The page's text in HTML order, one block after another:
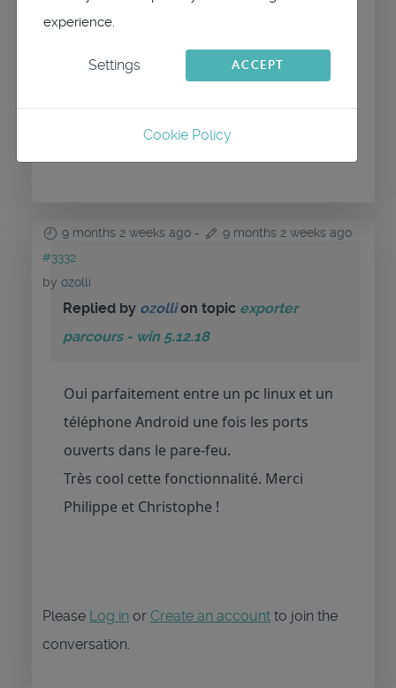
fonctionne ?
orCreate an account
9 months 2 weeks ago -
9 months 2 weeks ago
#3332
by ozolli
Replied by ozollion topic exporter
parcours - win 5.12.18
Oui parfaitement entre un pc linux et un
téléphone Android une fois les ports
ouverts dans le pare-feu.
Très cool cette fonctionnalité. Merci
Philippe et Christophe !
Please Log in or Create an account to join the
conversation.
experience.
Settings ACCEPT
Cookie Policy